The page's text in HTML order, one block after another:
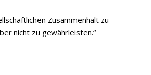
Zusammenhalt zu
nicht zu gewährleisten.“